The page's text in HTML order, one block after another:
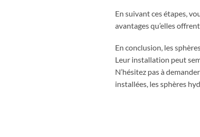
En suivant ces étapes,
avantages qu’elles offrent.
En conclusion, les
Leur installation peut
N’hésitez pas à
installées, les sphères